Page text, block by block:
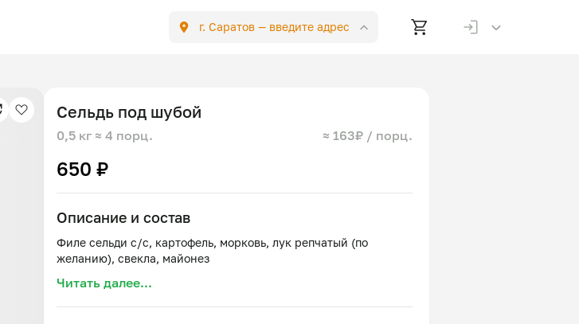
г. Саратов — введите адрес
Сельдь под шубой
0,5 кг ≈ 4 порц. ≈ 163₽ / порц.
650 ₽
Описание и состав
Филе сельди с/с, картофель, морковь, лук репчатый (по
Читать далее...